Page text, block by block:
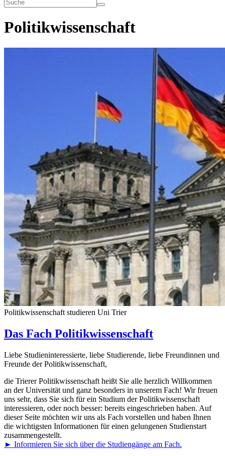
Politikwissenschaft
Politikwissenschaft studieren Uni Trier
Das Fach Politikwissenschaft
Liebe Studieninteressierte, liebe Studierende, liebe Freundinnen und
Freunde der Politikwissenschaft,
die Trierer Politikwissenschaft heißt Sie alle herzlich Willkommen
an der Universität und ganz besonders in unserem Fach! Wir freuen
uns sehr, dass Sie sich für ein Studium der Politikwissenschaft
interessieren, oder noch besser: bereits eingeschrieben haben. Auf
dieser Seite möchten wir uns als Fach vorstellen und haben Ihnen
die wichtigsten Informationen für einen gelungenen Studienstart
zusammengestellt.
► Informieren Sie sich über die Studiengänge am Fach.